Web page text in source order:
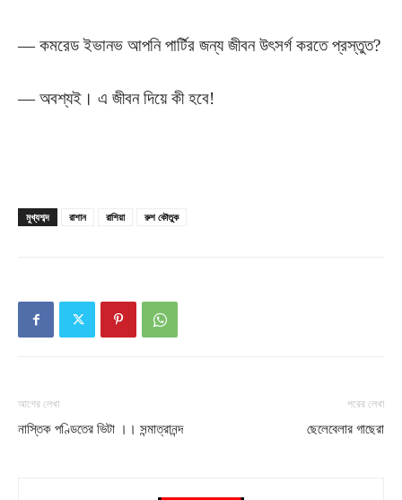
— কমরেড ইভানভ আপনি পার্টির জন্য জীবন উৎসর্গ করতে প্রস্তুত?
— অবশ্যই। এ জীবন দিয়ে কী হবে!
মুখ্যশব্দ রাশান রাশিয়া রুশ কৌতুক
আগের লেখা
নাস্তিক পণ্ডিতের ভিটা ।। সন্মাত্রানন্দ
পরের লেখা
ছেলেবেলার গাছেরা